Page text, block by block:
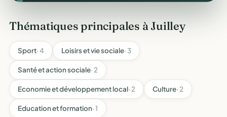
Thématiques principales à Juilley
Sport· 4 Loisirs et vie sociale· 3
Santé et action sociale· 2
Economie et développement local· 2 Culture· 2
Education et formation· 1